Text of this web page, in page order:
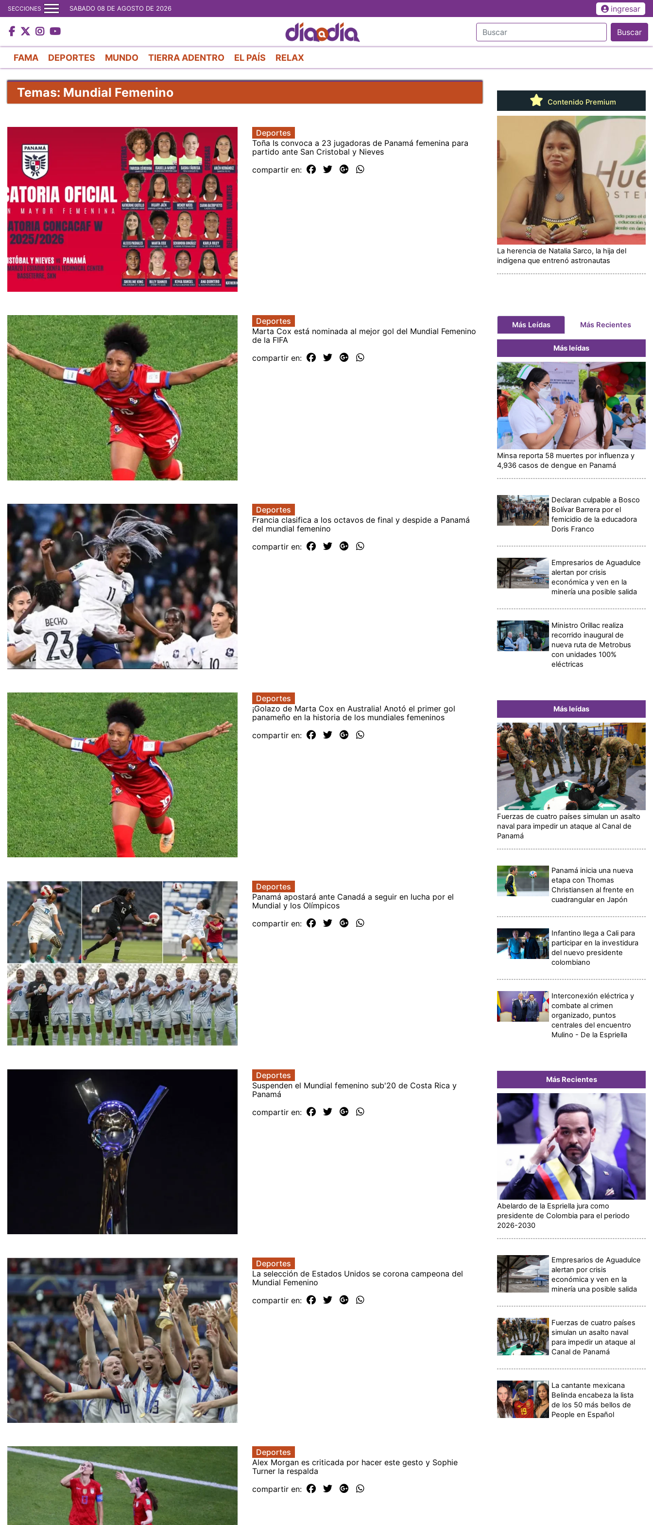
al
contenido
principal
SECCIONES SABADO 08 DE AGOSTO DE 2026 ingresar
Buscar
FAMA DEPORTES MUNDO TIERRA ADENTRO EL PAÍS RELAX
Temas: Mundial Femenino
Deportes
Toña Is convoca a 23 jugadoras de Panamá femenina para
partido ante San Cristobal y Nieves
compartir en:
Deportes
Marta Cox está nominada al mejor gol del Mundial Femenino
de la FIFA
compartir en:
Deportes
Francia clasifica a los octavos de final y despide a Panamá
del mundial femenino
compartir en:
Deportes
¡Golazo de Marta Cox en Australia! Anotó el primer gol
panameño en la historia de los mundiales femeninos
compartir en:
Deportes
Panamá apostará ante Canadá a seguir en lucha por el
Mundial y los Olímpicos
compartir en:
Deportes
Suspenden el Mundial femenino sub'20 de Costa Rica y
Panamá
compartir en:
Deportes
La selección de Estados Unidos se corona campeona del
Mundial Femenino
compartir en:
Deportes
Alex Morgan es criticada por hacer este gesto y Sophie
Turner la respalda
compartir en:
Contenido Premium
La herencia de Natalia Sarco, la hija del
indígena que entrenó astronautas
Más Leídas Más Recientes
Más leídas
Minsa reporta 58 muertes por influenza y
4,936 casos de dengue en Panamá
Declaran culpable a Bosco
Bolívar Barrera por el
femicidio de la educadora
Doris Franco
Empresarios de Aguadulce
alertan por crisis
económica y ven en la
minería una posible salida
Ministro Orillac realiza
recorrido inaugural de
nueva ruta de Metrobus
con unidades 100%
eléctricas
Más leídas
Fuerzas de cuatro países simulan un asalto
naval para impedir un ataque al Canal de
Panamá
Panamá inicia una nueva
etapa con Thomas
Christiansen al frente en
cuadrangular en Japón
Infantino llega a Cali para
participar en la investidura
del nuevo presidente
colombiano
Interconexión eléctrica y
combate al crimen
organizado, puntos
centrales del encuentro
Mulino - De la Espriella
Más Recientes
Abelardo de la Espriella jura como
presidente de Colombia para el periodo
2026-2030
Empresarios de Aguadulce
alertan por crisis
económica y ven en la
minería una posible salida
Fuerzas de cuatro países
simulan un asalto naval
para impedir un ataque al
Canal de Panamá
La cantante mexicana
Belinda encabeza la lista
de los 50 más bellos de
People en Español